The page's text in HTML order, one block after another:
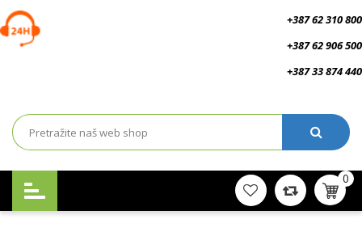
+387 62 310 800
+387 62 906 500
+387 33 874 440
0